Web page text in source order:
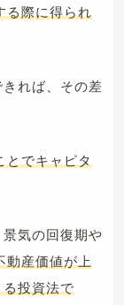
る際に得られ
れば、その差
とでキャピタ
気の回復期や
動産価値が上
投資法で